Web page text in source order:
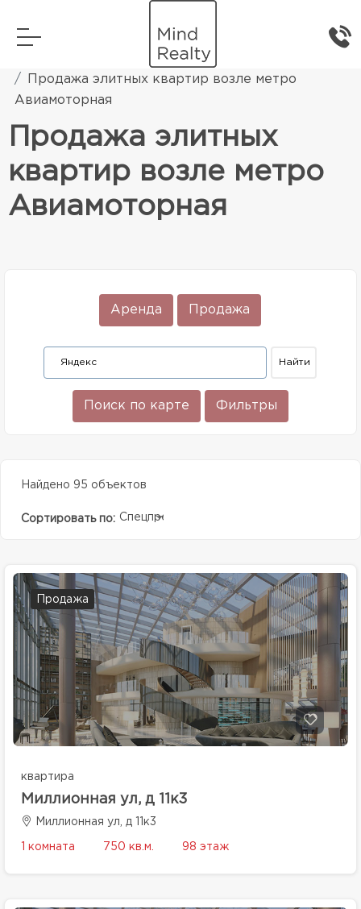
Элитная жилая недвижимость
Продажа элитных квартир возле метро
Авиамоторная
Продажа элитных
квартир возле метро
Авиамоторная
Аренда Продажа
Поиск по карте Фильтры
Найдено 95 объектов
Сортировать по: Спецпредолжение
Продажа
квартира
Миллионная ул, д 11к3
Миллионная ул, д 11к3
1 комната 750 кв.м. 98 этаж